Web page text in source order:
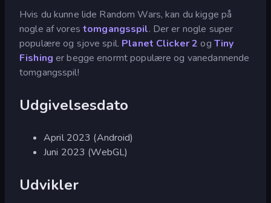
Hvis du kunne lide Random Wars, kan du kigge på
nogle af vores tomgangsspil. Der er nogle super
populære og sjove spil. Planet Clicker 2 og Tiny
Fishing er begge enormt populære og vanedannende
tomgangsspil!
Udgivelsesdato
April 2023 (Android)
Juni 2023 (WebGL)
Udvikler